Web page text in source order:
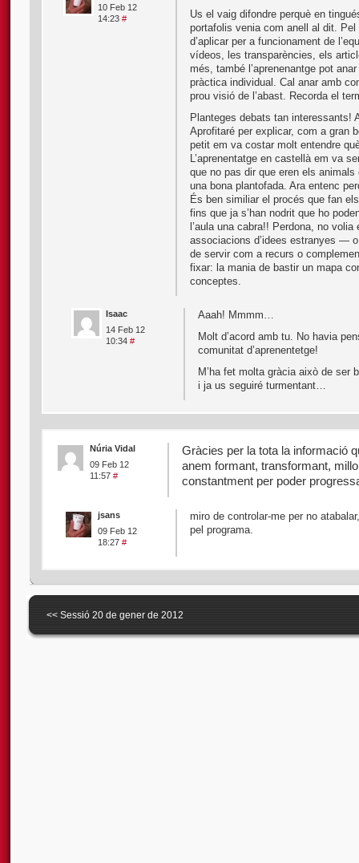
10 Feb 12
14:23 #
Us el vaig difondre perquè en
portafolis venia com anell al dit.
d’aplicar per a funcionament de
vídeos, les transparències, els
més, també l’aprenenantge pot
pràctica individual. Cal anar amb
prou visió de l’abast. Recorda el
Planteges debats tan interessants!
Aprofitaré per explicar, com a gran
petit em va costar molt entendre
L’aprenentatge en castellà em va
que no pas dir que eren els animals
una bona plantofada. Ara entenc
És ben similiar el procés que fan
fins que ja s’han nodrit que ho
l’aula una cabra!! Perdona, no
associacions d’idees estranyes —
de servir com a recurs o
fixar: la mania de bastir un mapa
conceptes.
Isaac
14 Feb 12
10:34 #
Aaah! Mmmm…
Molt d’acord amb tu. No havia
comunitat d’aprenentetge!
M’ha fet molta gràcia això de ser
i ja us seguiré turmentant…
Núria Vidal
09 Feb 12
11:57 #
Gràcies per la tota la informació
anem formant, transformant,
constantment per poder
jsans
09 Feb 12
18:27 #
miro de controlar-me per no
pel programa.
<< Sessió 20 de gener de 2012